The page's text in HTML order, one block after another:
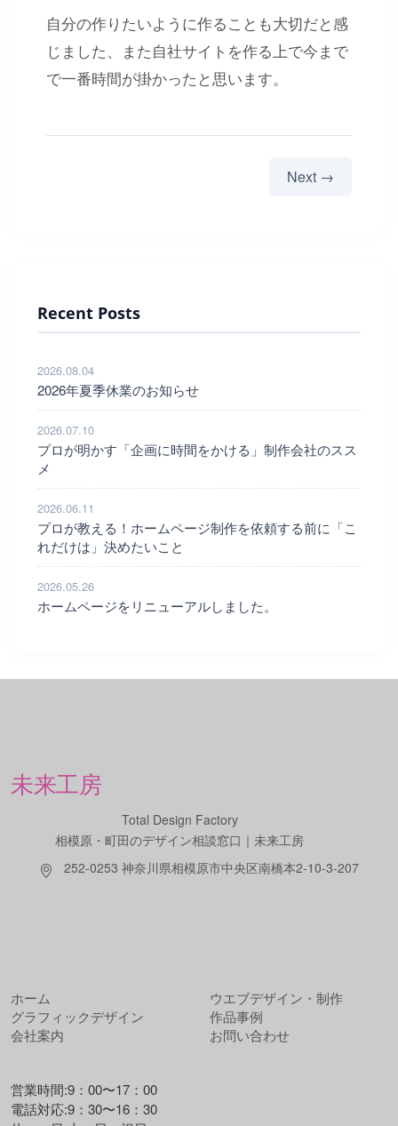
自分の作りたいように作ることも大切だと感
じました、また自社サイトを作る上で今まで
で一番時間が掛かったと思います。
Next →
Recent Posts
2026.08.04
2026年夏季休業のお知らせ
2026.07.10
プロが明かす「企画に時間をかける」制作会社のスス
メ
2026.06.11
プロが教える！ホームページ制作を依頼する前に「こ
れだけは」決めたいこと
2026.05.26
ホームページをリニューアルしました。
未来工房
Total Design Factory
相模原・町田のデザイン相談窓口｜未来工房
252-0253 神奈川県相模原市中央区南橋本2-10-3-207
ホーム
グラフィックデザイン
会社案内
ウエブデザイン・制作
作品事例
お問い合わせ
営業時間:9：00〜17：00
電話対応:9：30〜16：30